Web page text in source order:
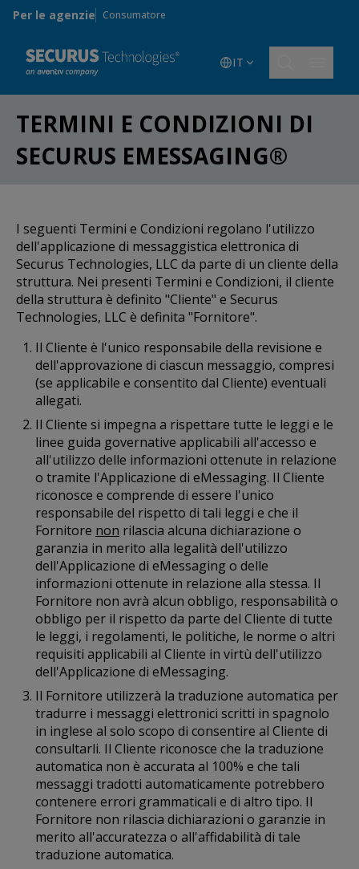
Skip to main content
Per le agenzie Consumatore
IT
TERMINI E CONDIZIONI DI
SECURUS EMESSAGING®
I seguenti Termini e Condizioni regolano l'utilizzo
dell'applicazione di messaggistica elettronica di
Securus Technologies, LLC da parte di un cliente della
struttura. Nei presenti Termini e Condizioni, il cliente
della struttura è definito "Cliente" e Securus
Technologies, LLC è definita "Fornitore".
Il Cliente è l'unico responsabile della revisione e
dell'approvazione di ciascun messaggio, compresi
(se applicabile e consentito dal Cliente) eventuali
allegati.
Il Cliente si impegna a rispettare tutte le leggi e le
linee guida governative applicabili all'accesso e
all'utilizzo delle informazioni ottenute in relazione
o tramite l'Applicazione di eMessaging. Il Cliente
riconosce e comprende di essere l'unico
responsabile del rispetto di tali leggi e che il
Fornitore non rilascia alcuna dichiarazione o
garanzia in merito alla legalità dell'utilizzo
dell'Applicazione di eMessaging o delle
informazioni ottenute in relazione alla stessa. Il
Fornitore non avrà alcun obbligo, responsabilità o
obbligo per il rispetto da parte del Cliente di tutte
le leggi, i regolamenti, le politiche, le norme o altri
requisiti applicabili al Cliente in virtù dell'utilizzo
dell'Applicazione di eMessaging.
Il Fornitore utilizzerà la traduzione automatica per
tradurre i messaggi elettronici scritti in spagnolo
in inglese al solo scopo di consentire al Cliente di
consultarli. Il Cliente riconosce che la traduzione
automatica non è accurata al 100% e che tali
messaggi tradotti automaticamente potrebbero
contenere errori grammaticali e di altro tipo. Il
Fornitore non rilascia dichiarazioni o garanzie in
merito all'accuratezza o all'affidabilità di tale
traduzione automatica.